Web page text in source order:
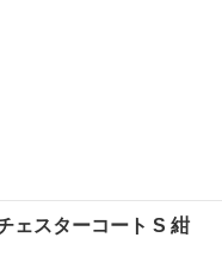
ェスターコート S 紺